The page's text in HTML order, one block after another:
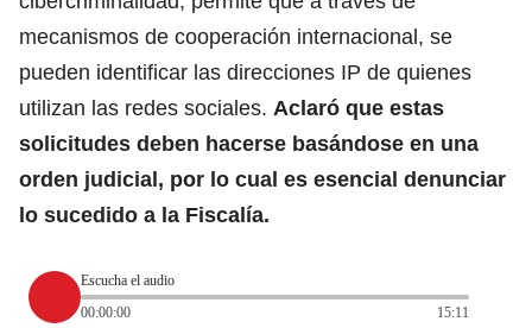
mecanismos de cooperación internacional, se
pueden identificar las direcciones IP de quienes
utilizan las redes sociales. Aclaró que estas
solicitudes deben hacerse basándose en una
orden judicial, por lo cual es esencial denunciar
lo sucedido a la Fiscalía.
Escucha el audio
00:00:00
15:11